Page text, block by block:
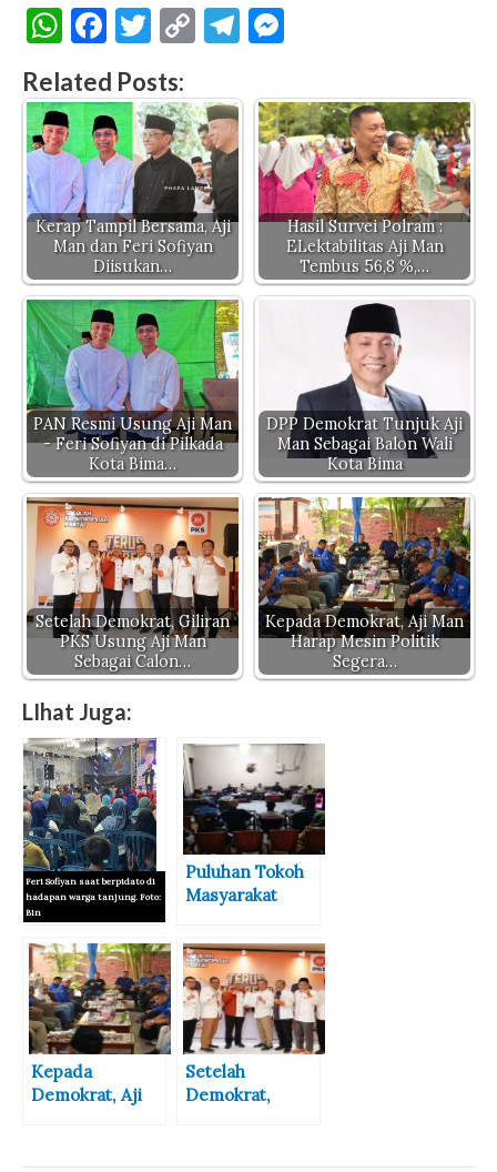
W
at
s
A
p
p
F
a
c
e
b
o
o
k
T
it
te
r
C
p
y
Li
n
k
T
e
gr
m
se
n
g
er
Related Posts:
Kerap Tampil Bersama, Aji
Man dan Feri Sofiyan
Diisukan…
Hasil Survei Polram :
ELektabilitas Aji Man
Tembus 56,8 %,…
PAN Resmi Usung Aji Man
- Feri Sofiyan di Pilkada
Kota Bima…
DPP Demokrat Tunjuk Aji
Man Sebagai Balon Wali
Kota Bima
Setelah Demokrat, Giliran
PKS Usung Aji Man
Sebagai Calon…
Kepada Demokrat, Aji Man
Harap Mesin Politik
Segera…
LIhat Juga:
Feri Sofiyan saat berpidato di
hadapan warga tanjung. Foto:
Bin
Warga Tanjung
Nyatakan Sikap
Dukung Man
Feri pada
Pilkada 2024
Puluhan Tokoh
Masyarakat
Nyatakan
Dukungan
untuk Man Feri
Kepada
Demokrat, Aji
Segera
Setelah
Demokrat,
Sebagai Calon